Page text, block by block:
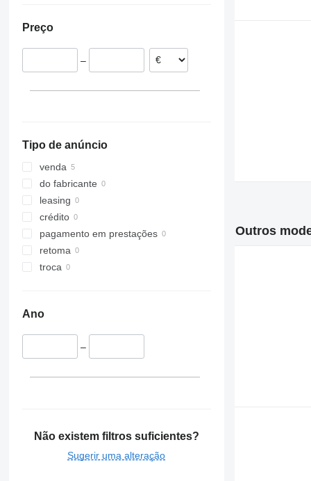
Preço
–
Tipo de anúncio
venda
do fabricante
leasing
crédito
pagamento em prestações
retoma
troca
Ano
–
Não existem filtros suficientes?
Sugerir uma alteração
Outros